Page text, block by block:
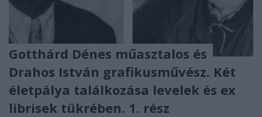
Gotthárd Dénes műasztalos és
Drahos István grafikusművész. Két
életpálya találkozása levelek és ex
librisek tükrében. 1. rész